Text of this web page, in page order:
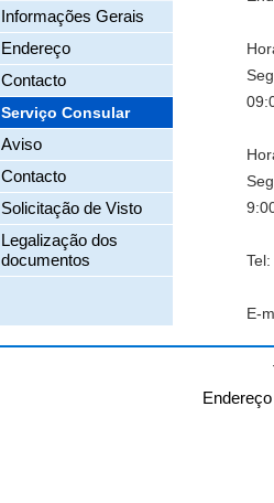
Informações Gerais
Endereço
Contacto
Serviço Consular
Aviso
Contacto
Solicitação de Visto
Legalização dos
documentos
E-